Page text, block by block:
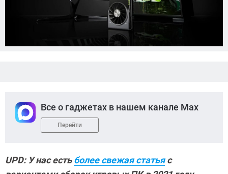
Все о гаджетах в нашем канале Max
Перейти
UPD: У нас естьболее свежая статьяс